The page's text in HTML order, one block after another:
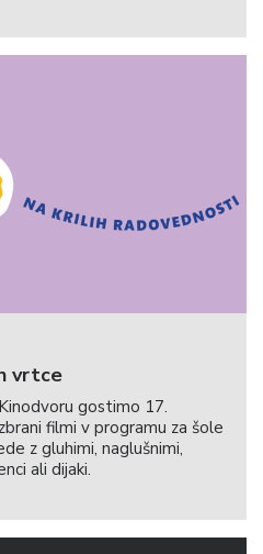
vrtce
gostimo 17.
filmi v programu za šole
z gluhimi, naglušnimi,
ali dijaki.